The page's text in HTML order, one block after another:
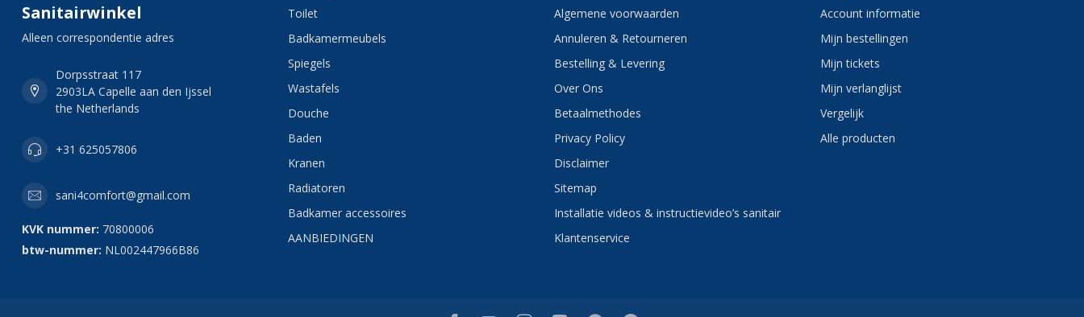
Sanitairwinkel
Alleen correspondentie adres
Dorpsstraat 117
2903LA Capelle aan den Ijssel
the Netherlands
+31 625057806
sani4comfort@gmail.com
KVK nummer: 70800006
btw-nummer: NL002447966B86
Toilet
Badkamermeubels
Spiegels
Wastafels
Douche
Baden
Kranen
Radiatoren
Badkamer accessoires
AANBIEDINGEN
Algemene voorwaarden
Annuleren & Retourneren
Bestelling & Levering
Over Ons
Betaalmethodes
Privacy Policy
Disclaimer
Sitemap
Installatie videos & instructievideo’s sanitair
Klantenservice
Account informatie
Mijn bestellingen
Mijn tickets
Mijn verlanglijst
Vergelijk
Alle producten